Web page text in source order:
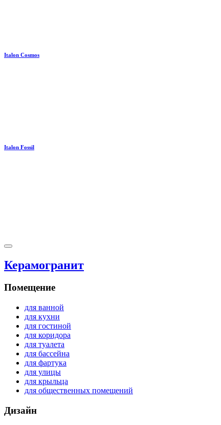
Italon Cosmos
Italon Fossil
Керамогранит
Помещение
для ванной
для кухни
для гостиной
для коридора
для туалета
для бассейна
для фартука
для улицы
для крыльца
для общественных помещений
Дизайн